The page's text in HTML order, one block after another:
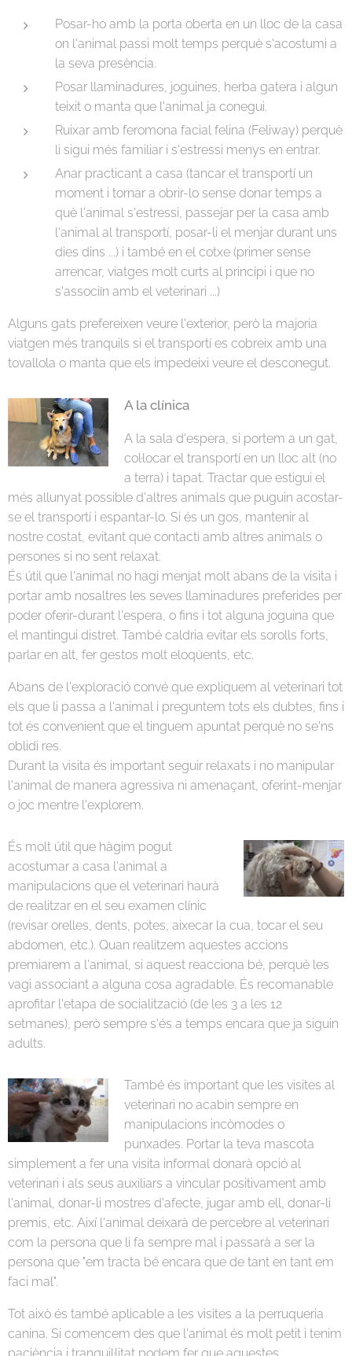
Posar-ho amb la porta oberta en un lloc de la casa
on l'animal passi molt temps perquè s'acostumi a
la seva presència.
Posar llaminadures, joguines, herba gatera i algun
teixit o manta que l'animal ja conegui.
Ruixar amb feromona facial felina (Feliway) perquè
li sigui més familiar i s'estressi menys en entrar.
Anar practicant a casa (tancar el transportí un
moment i tornar a obrir-lo sense donar temps a
què l'animal s'estressi, passejar per la casa amb
l'animal al transportí, posar-li el menjar durant uns
dies dins ...) i també en el cotxe (primer sense
arrencar, viatges molt curts al principi i que no
s'associïn amb el veterinari ...)
Alguns gats prefereixen veure l'exterior, però la majoria
viatgen més tranquils si el transportí es cobreix amb una
tovallola o manta que els impedeixi veure el desconegut.
A la clínica
A la sala d'espera, si portem a un gat,
col·locar el transportí en un lloc alt (no
a terra) i tapat. Tractar que estigui el
més allunyat possible d'altres animals que puguin acostar-
se el transportí i espantar-lo. Si és un gos, mantenir al
nostre costat, evitant que contacti amb altres animals o
persones si no sent relaxat.
És útil que l'animal no hagi menjat molt abans de la visita i
portar amb nosaltres les seves llaminadures preferides per
poder oferir-durant l'espera, o fins i tot alguna joguina que
el mantingui distret. També caldria evitar els sorolls forts,
parlar en alt, fer gestos molt eloqüents, etc.
Abans de l'exploració convé que expliquem al veterinari tot
els que li passa a l'animal i preguntem tots els dubtes, fins i
tot és convenient que el tinguem apuntat perquè no se'ns
oblidi res.
Durant la visita és important seguir relaxats i no manipular
l'animal de manera agressiva ni amenaçant, oferint-menjar
o joc mentre l'explorem.
És molt útil que hàgim pogut
acostumar a casa l'animal a
manipulacions que el veterinari haurà
de realitzar en el seu examen clínic
(revisar orelles, dents, potes, aixecar la cua, tocar el seu
abdomen, etc.). Quan realitzem aquestes accions
premiarem a l'animal, si aquest reacciona bé, perquè les
vagi associant a alguna cosa agradable. És recomanable
aprofitar l'etapa de socialització (de les 3 a les 12
setmanes), però sempre s'és a temps encara que ja siguin
adults.
També és important que les visites al
veterinari no acabin sempre en
manipulacions incòmodes o
punxades. Portar la teva mascota
simplement a fer una visita informal donarà opció al
veterinari i als seus auxiliars a vincular positivament amb
l'animal, donar-li mostres d'afecte, jugar amb ell, donar-li
premis, etc. Així l'animal deixarà de percebre al veterinari
com la persona que li fa sempre mal i passarà a ser la
persona que "em tracta bé encara que de tant en tant em
faci mal".
Tot això és també aplicable a les visites a la perruqueria
canina. Si comencem des que l'animal és molt petit i tenim